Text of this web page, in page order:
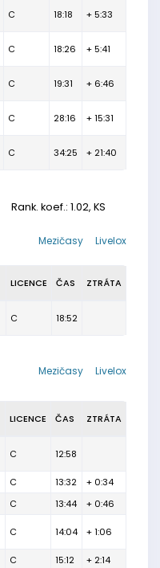
C 18:18 + 5:33
C 18:26 + 5:41
C 19:31 + 6:46
C 28:16 + 15:31
C 34:25 + 21:40
Rank. koef.: 1.02, KS
Livelox
Mezičasy
LICENCE ČAS ZTRÁTA
C 18:52
Livelox
Mezičasy
LICENCE ČAS ZTRÁTA
C 12:58
C 13:32
+ 0:34
C 13:44 + 0:46
C 14:04 + 1:06
C 15:12
+ 2:14